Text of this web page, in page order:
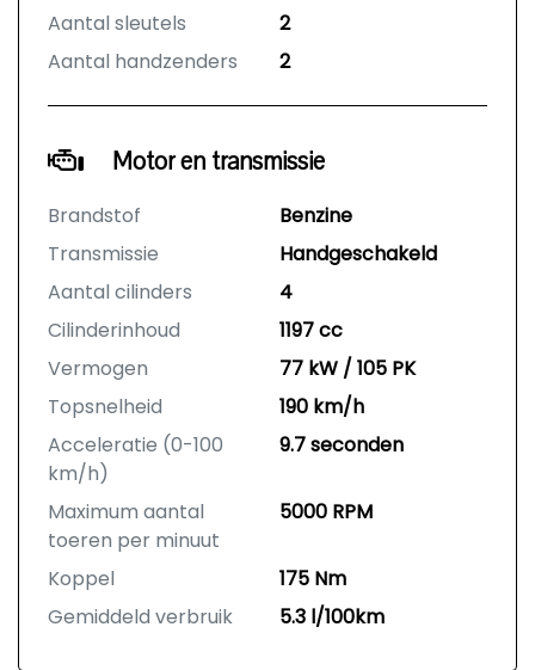
Aantal sleutels
2
Aantal handzenders
2
Motor en transmissie
Brandstof
Benzine
Transmissie
Handgeschakeld
Aantal cilinders
4
Cilinderinhoud
1197 cc
Vermogen
77 kW / 105 PK
Topsnelheid
190 km/h
Acceleratie (0-100
km/h)
9.7 seconden
Maximum aantal
toeren per minuut
5000 RPM
Koppel
175 Nm
Gemiddeld verbruik
5.3 l/100km